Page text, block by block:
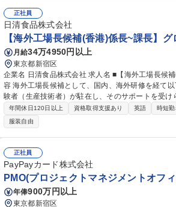
正社員
日清食品株式会社
【海外工場長候補(香港)係長~課長】
月給34万4950円以上
東京都新宿区
企業名 日清食品株式会社 求人名 ■【海外工場長候補(香港)係長～課長】グローバル強化中/海外で活躍◎ 仕事の内
容 海外工場長候補として、国内、海外研修を経て
験者（生産技術者）が駐在し、そのサポートを受けられる箇所を予定
マネージメント業務全般(労務管理、品質&コスト
地法人の生産戦略の検討、立案、実行■トラブル時
告業務を含む)■コスト削減の方策立案、実行管理■現地法人の取
候補(香港)係長～課長】グローバル強化中/海外で
年間休日120日以上 資格取得支援あり 英語 時短勤
服装自由
正社員
PayPayカード株式会社
PMO(プロジェクトマネジメントオフ
年俸900万円以上
東京都新宿区